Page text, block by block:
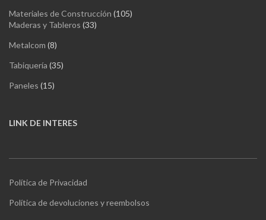
Materiales de Construcción 105105
Maderas y Tableros 3333
Metalcom 88
Tabiquería 3535
Paneles 1515
LINK DE INTERES
Política de Privacidad
Política de devoluciones y reembolsos